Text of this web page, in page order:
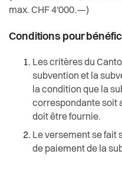
max. CHF 4'000.—)
Conditions pour
Les critères du
subvention et la
la condition que la
correspondante soit
doit être fournie.
Le versement se fait
de paiement de la